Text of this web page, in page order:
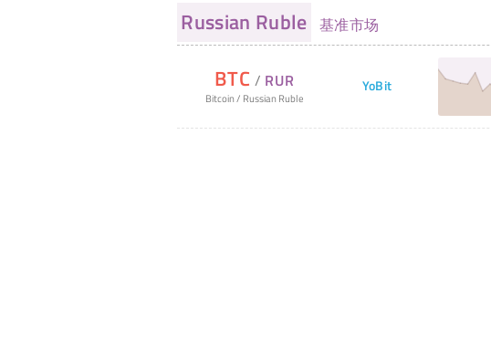
Russian Ruble 基准市场
BTC / RUR
Bitcoin/ Russian Ruble
YoBit